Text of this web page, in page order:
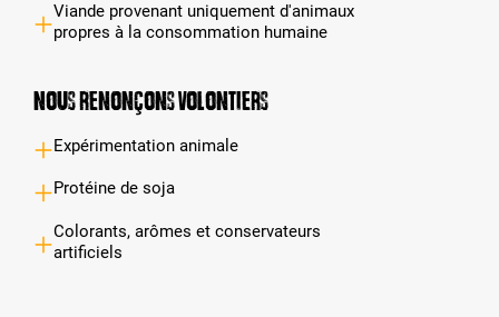
Viande provenant uniquement d'animaux
propres à la consommation humaine
Nous renonçons volontiers
Expérimentation animale
Protéine de soja
Colorants, arômes et conservateurs
artificiels